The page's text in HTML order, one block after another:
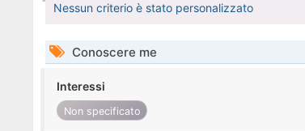
Nessun criterio è stato personalizzato
Conoscere me
Interessi
Non specificato